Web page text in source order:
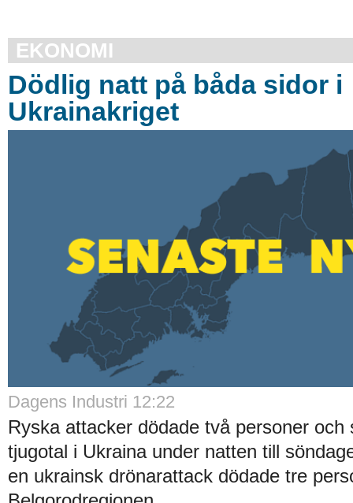
EKONOMI
Dödlig natt på båda sidor i
Ukrainakriget
Dagens Industri 12:22
Ryska attacker dödade två personer och
tjugotal i Ukraina under natten till
en ukrainsk drönarattack dödade tre